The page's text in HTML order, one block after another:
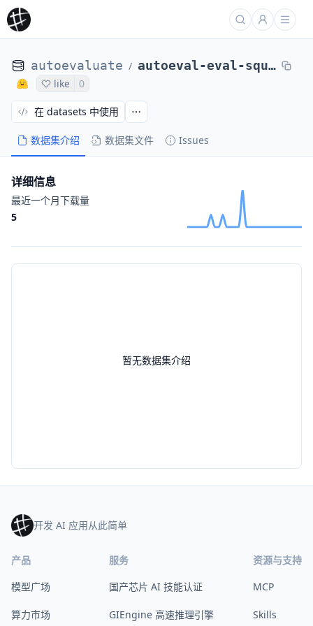
autoevaluate / autoeval-eval-squad_v2-squad_v2-8abb9f-95555146404
like 0
数据集介绍 数据集文件 Issues
在 datasets 中使用
暂无数据集介绍
详细信息
最近一个月下载量
5
开发 AI 应用从此简单
产品
模型广场
算力市场
服务
国产芯片 AI 技能认证
GIEngine 高速推理引擎
资源与支持
MCP
Skills